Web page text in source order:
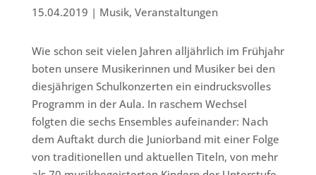
15.04.2019 | Musik, Veranstaltungen
Wie schon seit vielen Jahren alljährlich im Frühjahr
boten unsere Musikerinnen und Musiker bei den
diesjährigen Schulkonzerten ein eindrucksvolles
Programm in der Aula. In raschem Wechsel
folgten die sechs Ensembles aufeinander: Nach
dem Auftakt durch die Juniorband mit einer Folge
von traditionellen und aktuellen Titeln, von mehr